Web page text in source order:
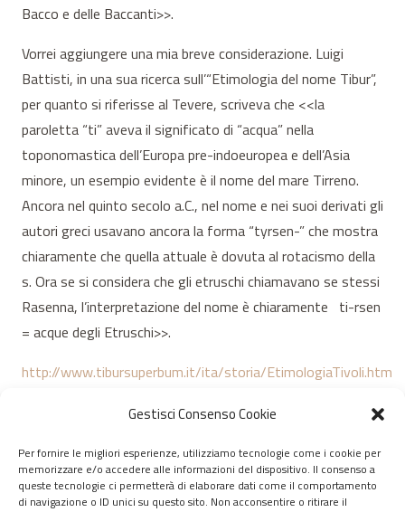
Gestisci Consenso Cookie
Per fornire le migliori esperienze, utilizziamo tecnologie come i cookie per
memorizzare e/o accedere alle informazioni del dispositivo. Il consenso a
queste tecnologie ci permetterà di elaborare dati come il comportamento
di navigazione o ID unici su questo sito. Non acconsentire o ritirare il
Bacco e delle Baccanti>>.
Vorrei aggiungere una mia breve considerazione. Luigi
Battisti, in una sua ricerca sull’“Etimologia del nome Tibur”,
per quanto si riferisse al Tevere, scriveva che <<la
paroletta “ti” aveva il significato di “acqua” nella
toponomastica dell’Europa pre-indoeuropea e dell’Asia
minore, un esempio evidente è il nome del mare Tirreno.
Ancora nel quinto secolo a.C., nel nome e nei suoi derivati gli
autori greci usavano ancora la forma “tyrsen-” che mostra
chiaramente che quella attuale è dovuta al rotacismo della
s. Ora se si considera che gli etruschi chiamavano se stessi
Rasenna, l’interpretazione del nome è chiaramente ti-rsen
= acque degli Etruschi>>.
http://www.tibursuperbum.it/ita/storia/EtimologiaTivoli.htm
In allegato il “Bacco” del Caravaggio.
© 2020 – 2026 Nurnet – La rete dei Nuraghi – webdesign:
antoniopalumbo.it